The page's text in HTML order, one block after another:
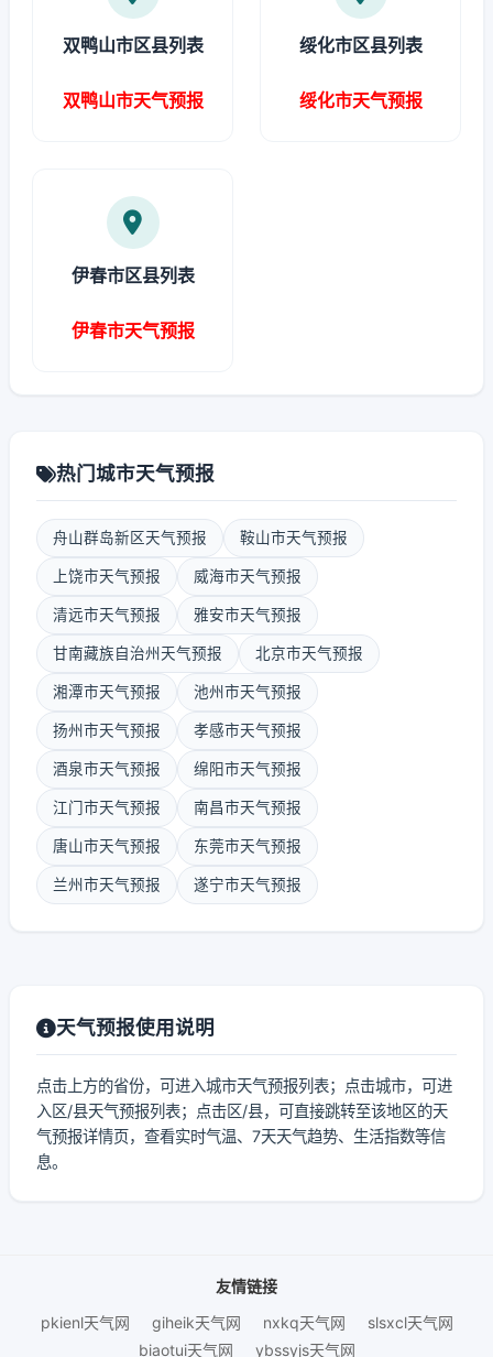
双鸭山市区县列表
双鸭山市天气预报
绥化市区县列表
绥化市天气预报
伊春市区县列表
伊春市天气预报
热门城市天气预报
舟山群岛新区天气预报 鞍山市天气预报
上饶市天气预报 威海市天气预报
清远市天气预报 雅安市天气预报
甘南藏族自治州天气预报 北京市天气预报
湘潭市天气预报 池州市天气预报
扬州市天气预报 孝感市天气预报
酒泉市天气预报 绵阳市天气预报
江门市天气预报 南昌市天气预报
唐山市天气预报 东莞市天气预报
兰州市天气预报 遂宁市天气预报
天气预报使用说明
点击上方的省份，可进入城市天气预报列表；点击城市，可进
入区/县天气预报列表；点击区/县，可直接跳转至该地区的天
气预报详情页，查看实时气温、7天天气趋势、生活指数等信
息。
友情链接
pkienl天气网
giheik天气网 nxkq天气网
slsxcl天气网
biaotui天气网
ybssyjs天气网